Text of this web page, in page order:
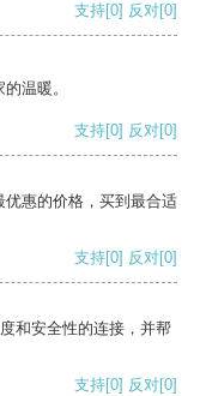
支持[0] 反对[0]
温暖。
支持[0] 反对[0]
惠的价格，买到最合适
支持[0] 反对[0]
和安全性的连接，并帮
支持[0] 反对[0]